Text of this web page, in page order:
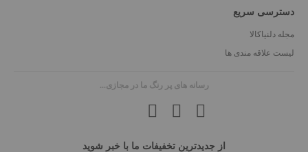
دسترسی سریع
مجله دلنیاکالا
لیست علاقه مندی ها
رسانه های پر رنگ ما در مجازی...
از جدیدترین تخفیفات ما با خبر شوید